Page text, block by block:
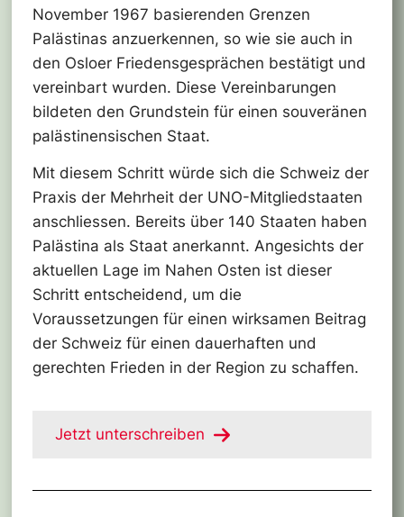
November 1967 basierenden Grenzen
Palästinas anzuerkennen, so wie sie auch in
den Osloer Friedensgesprächen bestätigt und
vereinbart wurden. Diese Vereinbarungen
bildeten den Grundstein für einen souveränen
palästinensischen Staat.
Mit diesem Schritt würde sich die Schweiz der
Praxis der Mehrheit der UNO-Mitgliedstaaten
anschliessen. Bereits über 140 Staaten haben
Palästina als Staat anerkannt. Angesichts der
aktuellen Lage im Nahen Osten ist dieser
Schritt entscheidend, um die
Voraussetzungen für einen wirksamen Beitrag
der Schweiz für einen dauerhaften und
gerechten Frieden in der Region zu schaffen.
Jetzt unterschreiben